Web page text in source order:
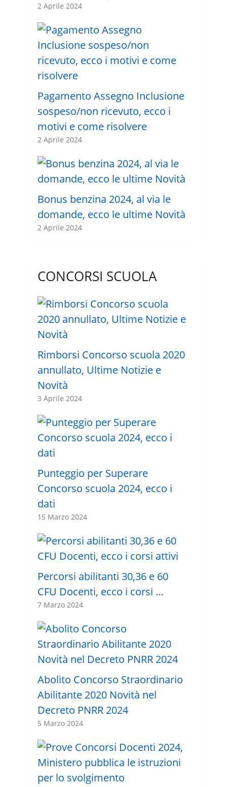
2 Aprile 2024
Pagamento Assegno Inclusione
sospeso/non ricevuto, ecco i
motivi e come risolvere
2 Aprile 2024
Bonus benzina 2024, al via le
domande, ecco le ultime Novità
2 Aprile 2024
CONCORSI SCUOLA
Rimborsi Concorso scuola 2020
annullato, Ultime Notizie e
Novità
3 Aprile 2024
Punteggio per Superare
Concorso scuola 2024, ecco i
dati
15 Marzo 2024
Percorsi abilitanti 30,36 e 60
CFU Docenti, ecco i corsi …
7 Marzo 2024
Abolito Concorso Straordinario
Abilitante 2020 Novità nel
Decreto PNRR 2024
5 Marzo 2024